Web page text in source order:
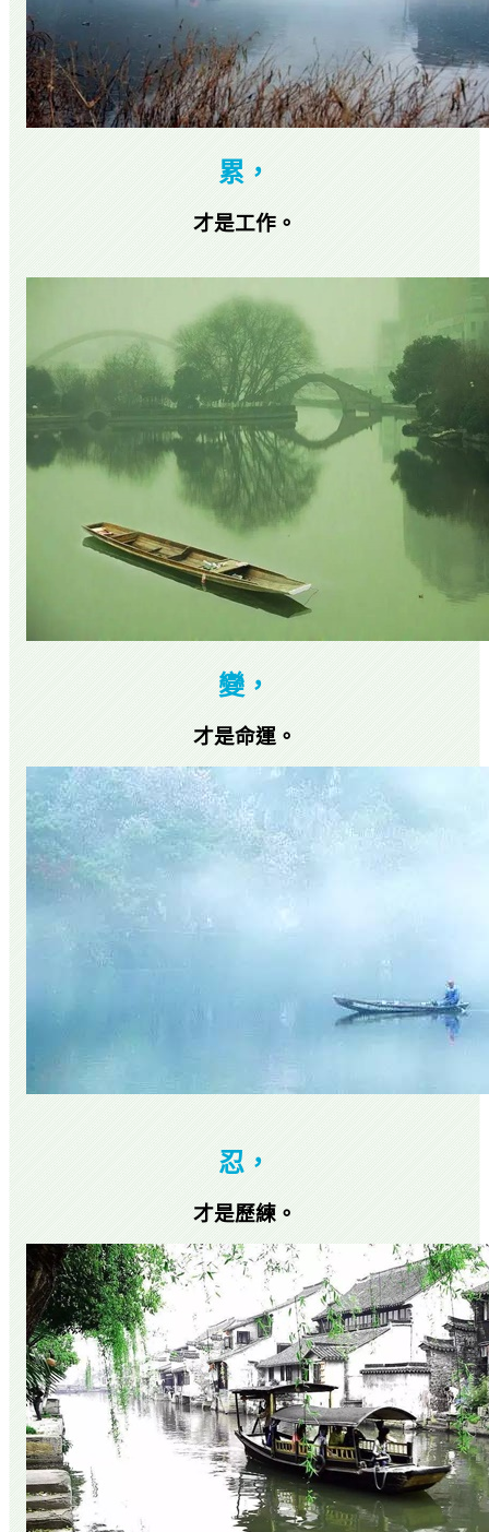
累，
才是工作。
變，
才是命運。
忍，
才是歷練。